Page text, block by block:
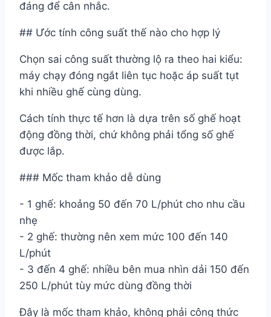
đáng để cân nhắc.
## Ước tính công suất thế nào cho hợp lý
Chọn sai công suất thường lộ ra theo hai kiểu:
máy chạy đóng ngắt liên tục hoặc áp suất tụt
khi nhiều ghế cùng dùng.
Cách tính thực tế hơn là dựa trên số ghế hoạt
động đồng thời, chứ không phải tổng số ghế
được lắp.
### Mốc tham khảo dễ dùng
- 1 ghế: khoảng 50 đến 70 L/phút cho nhu cầu
nhẹ
- 2 ghế: thường nên xem mức 100 đến 140
L/phút
- 3 đến 4 ghế: nhiều bên mua nhìn dải 150 đến
250 L/phút tùy mức dùng đồng thời
Đây là mốc tham khảo, không phải công thức